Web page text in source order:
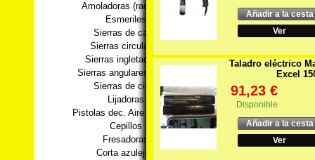
Amoladoras (radiales)
Esmeriles
Sierras de calar
Sierras circulares
Sierras ingletadoras
Sierras angulares metal
Sierras de cinta
Lijadoras
Pistolas dec. Aire caliente
Cepillos
Fresadoras
Corta azulejos
Añadir a la cesta
Ver
Taladro eléctrico
Excel
91,23 €
Disponible
Añadir a la cesta
Ver